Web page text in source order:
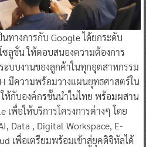
ทางการกับ Google ได้ยกระดับ
ซลูชั่น ให้ตอบสนองความต้องการ
บบงานของลูกค้าในทุกอุตสาหกรรม
มีความพร้อมวางแผนยุทธศาสตร์ใน
ห้กับองค์กรชั้นนำในไทย พร้อมผสาน
เพื่อให้บริการโครงการต่างๆ โดย
Data , Digital Workspace, E-
เพื่อเตรียมพร้อมเข้าสู่ยุคดิจิทัลได้